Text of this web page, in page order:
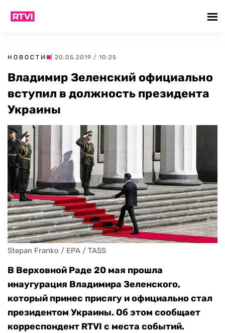
НОВОСТИ | 20.05.2019 / 10:25
Владимир Зеленский официально
вступил в должность президента
Украины
Stepan Franko / EPA / TASS
В Верховной Раде 20 мая прошла
инаугурация Владимира Зеленского,
который принес присягу и официально стал
президентом Украины. Об этом сообщает
корреспондент RTVI с места событий.